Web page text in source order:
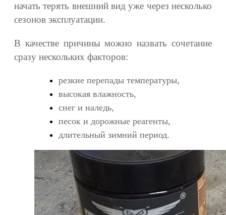
начать терять внешний вид уже через несколько
сезонов эксплуатации.
В качестве причины можно назвать сочетание
сразу нескольких факторов:
резкие перепады температуры,
высокая влажность,
снег и наледь,
песок и дорожные реагенты,
длительный зимний период.